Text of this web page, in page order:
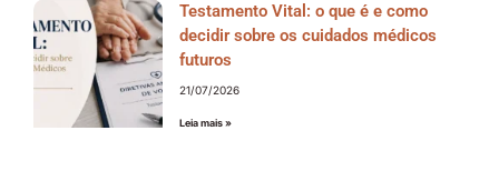
Testamento Vital: o que é e como
decidir sobre os cuidados médicos
futuros
21/07/2026
Leia mais »